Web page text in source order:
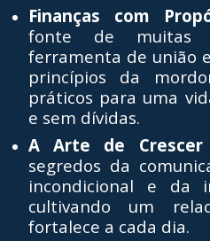
Finanças com
fonte de muitas
ferramenta de união
princípios da
práticos para uma
e sem dívidas.
A Arte de Crescer
segredos da
incondicional e da
cultivando um
fortalece a cada dia.